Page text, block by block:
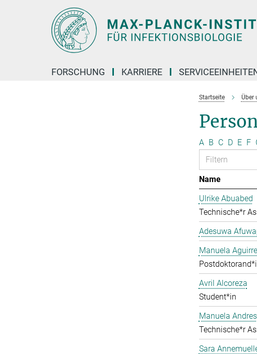
FORSCHUNG KARRIERE
Startseite Über
A B C D E F
Name
Ulrike Abuabed
Technische*r
Adesuwa
Manuela
Avril Alcoreza
Student*in
Manuela Andres
Technische*r
Sara